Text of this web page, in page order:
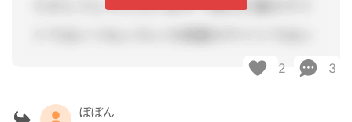
2 3
ぼぼん